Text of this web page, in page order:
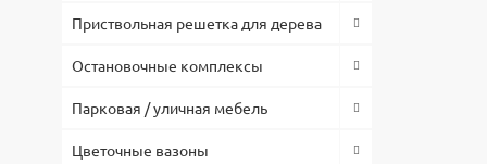
Приствольная решетка для дерева
Остановочные комплексы
Парковая / уличная мебель
Цветочные вазоны